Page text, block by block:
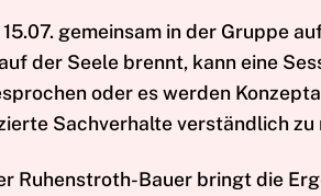
gemeinsam in der Gruppe
der Seele brennt, kann eine
oder es werden
Sachverhalte verständlich zu
Ruhenstroth-Bauer bringt die